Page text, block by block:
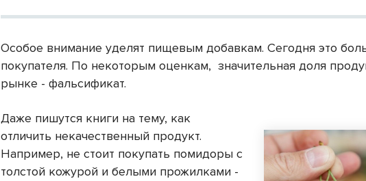
Особое внимание уделят пищевым добавкам. Сегодня это
покупателя. По некоторым оценкам, значительная доля
рынке - фальсификат.
Даже пишутся книги на тему, как
отличить некачественный продукт.
Например, не стоит покупать помидоры с
толстой кожурой и белыми прожилками -